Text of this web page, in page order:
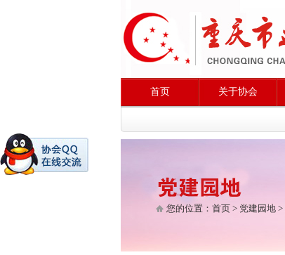
首页 关于协会
您的位置： 首页 > 党建园地 >